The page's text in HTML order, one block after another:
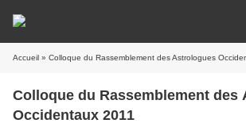
Accueil » Colloque du Rassemblement des Astrologues
Colloque du Rassemblement des
Occidentaux 2011